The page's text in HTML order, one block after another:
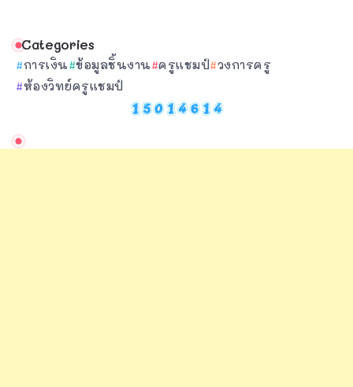
Categories
การเงิน ข้อมูลชิ้นงาน ครูแชมป์ วงการครู
ห้องวิทย์ครูแชมป์